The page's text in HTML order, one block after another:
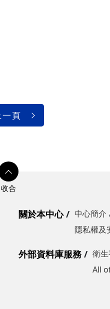
頁
關於本中心 中心簡介
隱私權及
外部資料庫服務
衛
All